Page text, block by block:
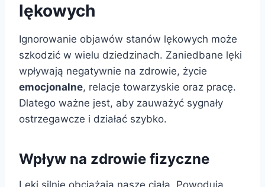
lękowych
Ignorowanie objawów stanów lękowych może
szkodzić w wielu dziedzinach. Zaniedbane lęki
wpływają negatywnie na zdrowie, życie
emocjonalne, relacje towarzyskie oraz pracę.
Dlatego ważne jest, aby zauważyć sygnały
ostrzegawcze i działać szybko.
Wpływ na zdrowie fizyczne